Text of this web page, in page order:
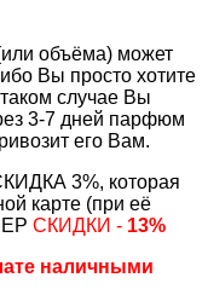
объёма) может
Вы просто хотите
случае Вы
3-7 дней парфюм
его Вам.
3%, которая
карте (при её
СКИДКИ - 13%
наличными